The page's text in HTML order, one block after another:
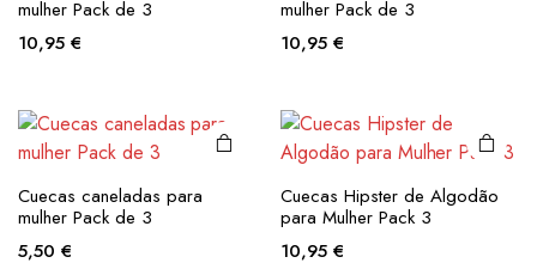
mulher Pack de 3
10,95 €
mulher Pack de 3
10,95 €
The
options
chosen
Cuecas caneladas para
mulher Pack de 3
5,50 €
The
options
chosen
Cuecas Hipster de Algodão
para Mulher Pack 3
10,95 €